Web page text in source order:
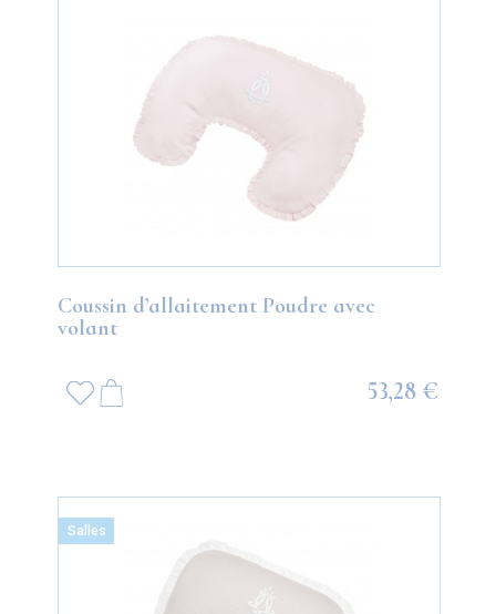
Coussin d’allaitement Poudre avec
volant
53,28 €
Salles